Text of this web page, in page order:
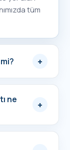
tüm
+
ne
+